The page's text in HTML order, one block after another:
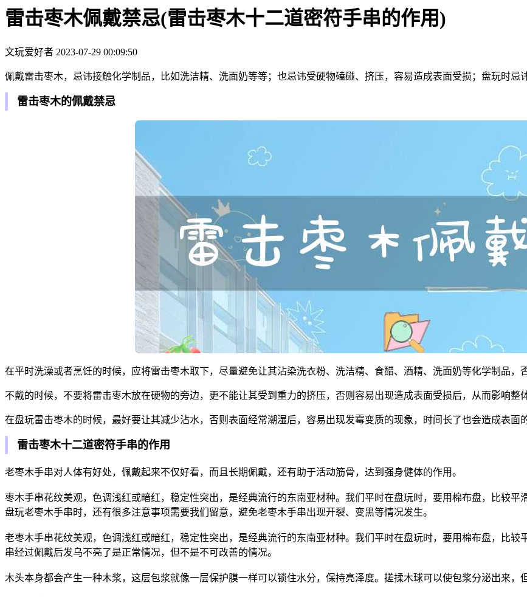
雷击枣木佩戴禁忌(雷击枣木十二道密符手串的作用)
文玩爱好者 2023-07-29 00:09:50
佩戴雷击枣木，忌讳接触化学制品，比如洗洁精、洗面奶等等；也忌讳受硬物磕碰、挤压，容易造成表面受损；盘玩时忌
雷击枣木的佩戴禁忌
在平时洗澡或者烹饪的时候，应将雷击枣木取下，尽量避免让其沾染洗衣粉、洗洁精、食醋、酒精、洗面奶等化学制品，
不戴的时候，不要将雷击枣木放在硬物的旁边，更不能让其受到重力的挤压，否则容易出现造成表面受损后，从而影响整
在盘玩雷击枣木的时候，最好要让其减少沾水，否则表面经常潮湿后，容易出现发霉变质的现象，时间长了也会造成表面
雷击枣木十二道密符手串的作用
老枣木手串对人体有好处，佩戴起来不仅好看，而且长期佩戴，还有助于活动筋骨，达到强身健体的作用。
枣木手串花纹美观，色调浅红或暗红，稳定性突出，是经典流行的东南亚材种。我们平时在盘玩时，要用棉布盘，比较
盘玩老枣木手串时，还有很多注意事项需要我们留意，避免老枣木手串出现开裂、变黑等情况发生。
老枣木手串花纹美观，色调浅红或暗红，稳定性突出，是经典流行的东南亚材种。我们平时在盘玩时，要用棉布盘，比
串经过佩戴后发乌不亮了是正常情况，但不是不可改善的情况。
木头本身都会产生一种木浆，这层包浆就像一层保护膜一样可以锁住水分，保持亮泽度。搓揉木球可以使包浆分泌出来，